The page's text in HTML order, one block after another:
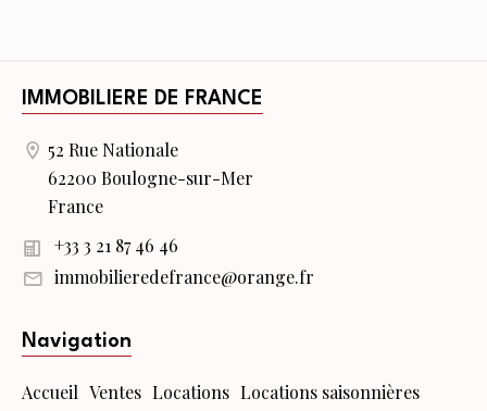
IMMOBILIERE DE FRANCE
52 Rue Nationale
62200 Boulogne-sur-Mer
France
+33 3 21 87 46 46
immobilieredefrance@orange.fr
Navigation
Accueil Ventes Locations Locations saisonnières